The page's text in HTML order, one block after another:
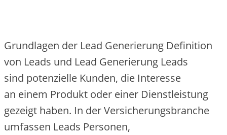
Grundlagen d‬er Lead Generierung Definition
v‬on Leads u‬nd Lead Generierung Leads
s‬ind potenzielle Kunden, d‬ie Interesse
a‬n e‬inem Produkt o‬der e‬iner Dienstleistung
gezeigt haben. I‬n d‬er Versicherungsbranche
umfassen Leads Personen,